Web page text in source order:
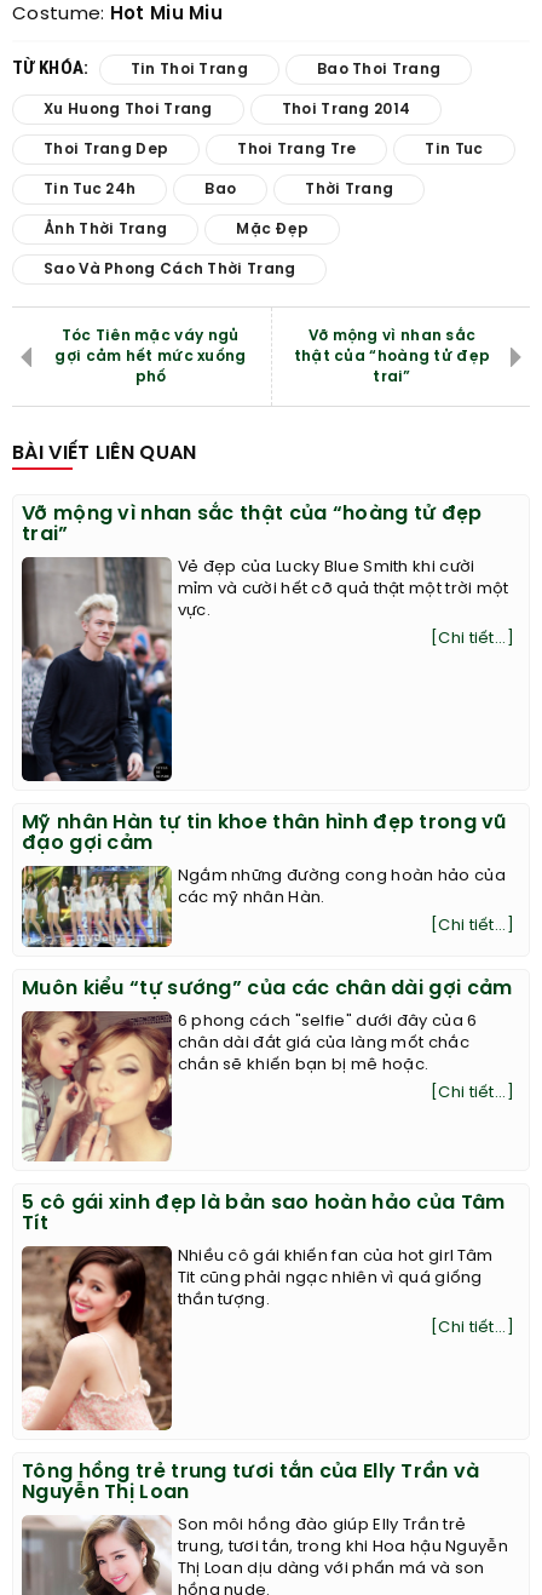
Costume: Hot Miu Miu
TỪ KHÓA: Tin Thoi Trang Bao Thoi Trang
Xu Huong Thoi Trang Thoi Trang 2014
Thoi Trang Dep Thoi Trang Tre Tin Tuc
Tin Tuc 24h Bao Thời Trang
Ảnh Thời Trang Mặc Đẹp
Sao Và Phong Cách Thời Trang
Tóc Tiên mặc váy ngủ
gợi cảm hết mức xuống
phố
Vỡ mộng vì nhan sắc
thật của “hoàng tử đẹp
trai”
BÀI VIẾT LIÊN QUAN
Vỡ mộng vì nhan sắc thật của “hoàng tử đẹp
trai”
Vẻ đẹp của Lucky Blue Smith khi cười
mỉm và cười hết cỡ quả thật một trời một
vực.
[Chi tiết...]
Mỹ nhân Hàn tự tin khoe thân hình đẹp trong vũ
đạo gợi cảm
Ngắm những đường cong hoàn hảo của
các mỹ nhân Hàn.
[Chi tiết...]
Muôn kiểu “tự sướng” của các chân dài gợi cảm
6 phong cách "selfie" dưới đây của 6
chân dài đắt giá của làng mốt chắc
chắn sẽ khiến bạn bị mê hoặc.
[Chi tiết...]
5 cô gái xinh đẹp là bản sao hoàn hảo của Tâm
Tít
Nhiều cô gái khiến fan của hot girl Tâm
Tit cũng phải ngạc nhiên vì quá giống
thần tượng.
[Chi tiết...]
Tông hồng trẻ trung tươi tắn của Elly Trần và
Nguyễn Thị Loan
Son môi hồng đào giúp Elly Trần trẻ
trung, tươi tắn, trong khi Hoa hậu Nguyễn
Thị Loan dịu dàng với phấn má và son
hồng nude.